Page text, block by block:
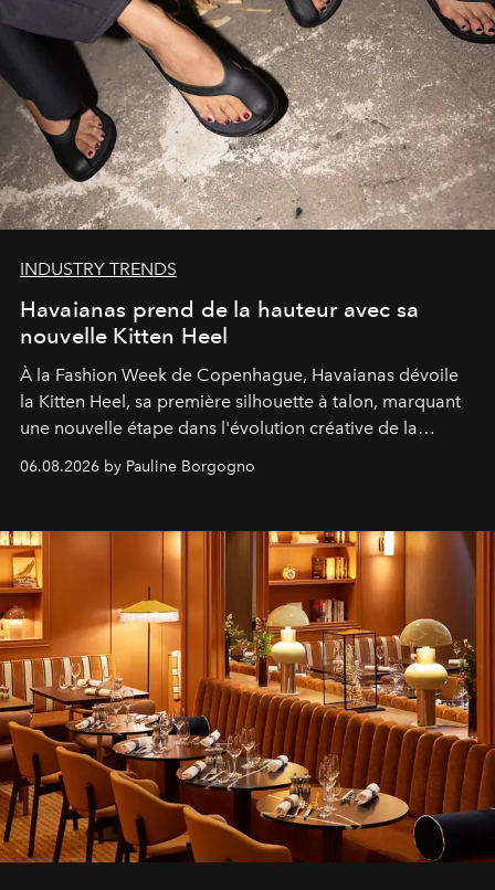
INDUSTRY TRENDS
Havaianas prend de la hauteur avec sa
nouvelle Kitten Heel
À la Fashion Week de Copenhague, Havaianas dévoile
la Kitten Heel, sa première silhouette à talon, marquant
une nouvelle étape dans l'évolution créative de la
06.08.2026 by Pauline Borgogno